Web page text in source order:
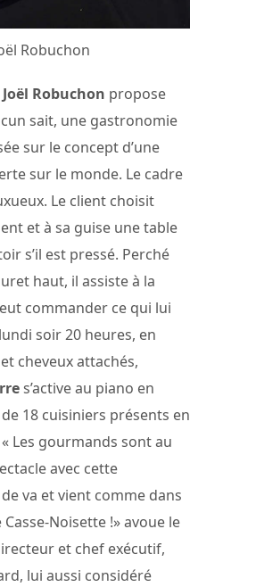
Robuchon
Joël Robuchon propose
sait, une gastronomie
sur le concept d’une
sur le monde. Le cadre
Le client choisit
et à sa guise une table
s’il est pressé. Perché
haut, il assiste à la
commander ce qui lui
soir 20 heures, en
cheveux attachés,
s’active au piano en
18 cuisiniers présents en
Les gourmands sont au
avec cette
va et vient comme dans
Noisette !» avoue le
et chef exécutif,
lui aussi considéré